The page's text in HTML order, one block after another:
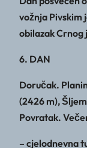
vožnja Pivskim
obilazak Crnog
6. DAN
Doručak.
(2426 m),
Povratak.
– cjelodnevna